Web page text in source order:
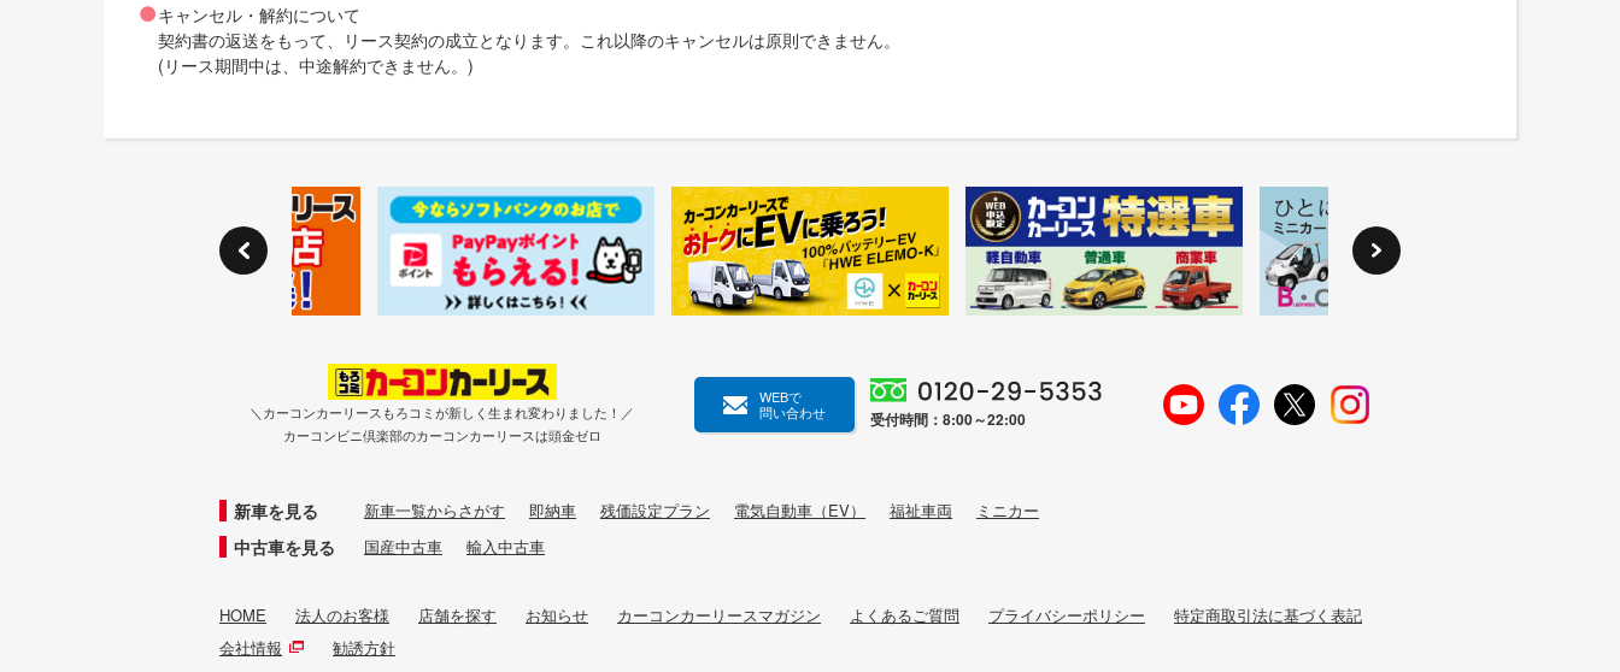
キャンセル・解約について
契約書の返送をもって、リース契約の成立となります。これ以降のキャンセルは原則できません。
(リース期間中は、中途解約できません。)
＼カーコンカーリースもろコミが新しく生まれ変わりました！／
カーコンビニ倶楽部のカーコンカーリースは頭金ゼロ
WEBで
問い合わせ
受付時間：8:00～22:00
新車を見る 新車一覧からさがす 即納車 残価設定プラン 電気自動車（EV） 福祉車両 ミニカー
中古車を見る 国産中古車 輸入中古車
HOME 法人のお客様 店舗を探す お知らせ カーコンカーリースマガジン よくあるご質問 プライバシーポリシー
特定商取引法に基づく表記
会社情報
勧誘方針